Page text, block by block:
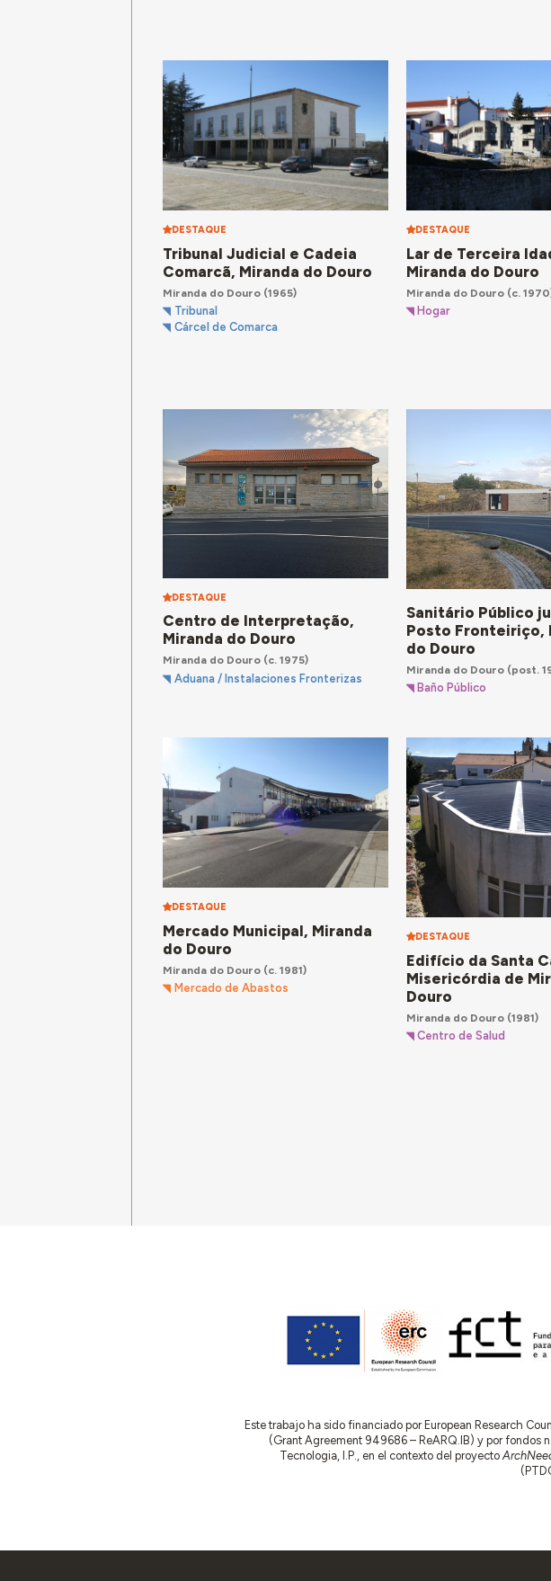
DESTAQUE
Tribunal Judicial e Cadeia
Comarcã, Miranda do Douro
Miranda do Douro (1965)
Tribunal
Cárcel de Comarca
DESTAQUE
Lar de Terceira
Miranda do Douro
Miranda do Douro(c.
Hogar
DESTAQUE
Centro de Interpretação,
Miranda do Douro
Miranda do Douro (c. 1975)
Aduana / Instalaciones Fronterizas
Sanitário Público
Posto Fronteiriço,
do Douro
Miranda do Douro(post.
Baño Público
DESTAQUE
Mercado Municipal, Miranda
do Douro
Miranda do Douro (c. 1981)
Mercado de Abastos
DESTAQUE
Edifício da Santa
Misericórdia de
Douro
Miranda do Douro(1981)
Centro de Salud
Este trabajo ha sido financiado por European Research
(Grant Agreement 949686 – ReARQ.IB) y por fondos
Tecnologia, I.P., en el contexto del proyecto